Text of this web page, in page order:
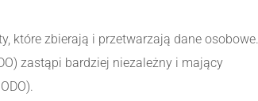
które zbierają i przetwarzają dane osobowe.
zastąpi bardziej niezależny i mający